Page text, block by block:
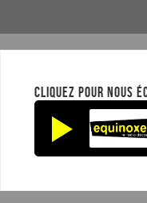
CLIQUEZ POUR NOUS